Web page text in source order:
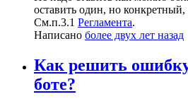
оставить один, но
См.п.3.1 Регламента.
Написано более двух лет назад
Как решить
боте?